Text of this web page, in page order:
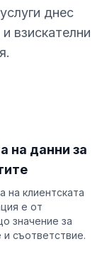
днес
взискателни
на данни за
на клиентската
е от
значение за
съответствие.